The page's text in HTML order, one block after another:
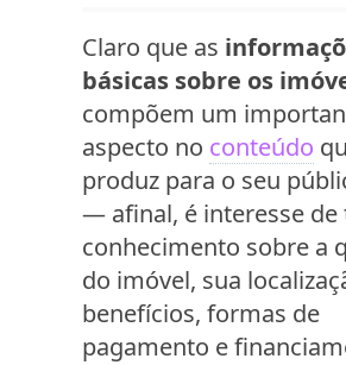
Claro que as
básicas sobre os
compõem um
aspecto no conteúdo
produz para o seu
— afinal, é interesse de
conhecimento sobre a
do imóvel, sua
benefícios, formas de
pagamento e